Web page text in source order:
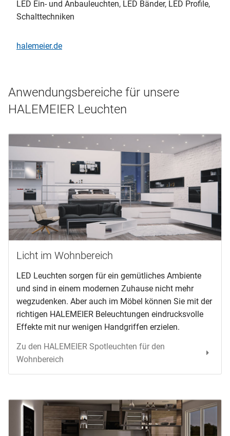
LED Ein- und Anbauleuchten, LED Bänder, LED Profile,
Schalttechniken
halemeier.de
Anwendungsbereiche für unsere
HALEMEIER Leuchten
Licht im Wohnbereich
LED Leuchten sorgen für ein gemütliches Ambiente
und sind in einem modernen Zuhause nicht mehr
wegzudenken. Aber auch im Möbel können Sie mit der
richtigen HALEMEIER Beleuchtungen eindrucksvolle
Effekte mit nur wenigen Handgriffen erzielen.
Zu den HALEMEIER Spotleuchten für den
Wohnbereich